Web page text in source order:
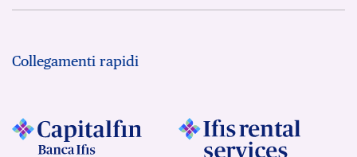
Collegamenti rapidi